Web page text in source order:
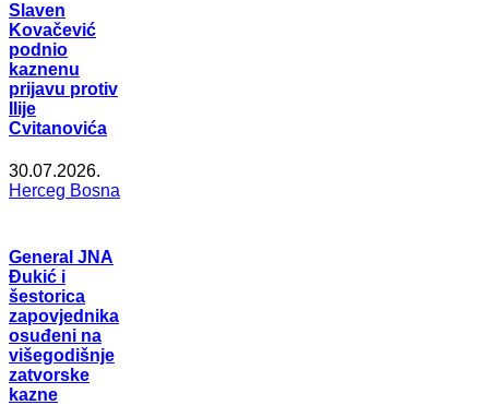
Slaven
Kovačević
podnio
kaznenu
prijavu protiv
Ilije
Cvitanovića
30.07.2026.
Herceg Bosna
General JNA
Đukić i
šestorica
zapovjednika
osuđeni na
višegodišnje
zatvorske
kazne